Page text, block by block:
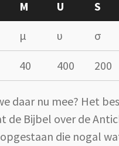
M U S
μ υ σ
40 400 200
daar nu mee? Het
de Bijbel over de
die nogal